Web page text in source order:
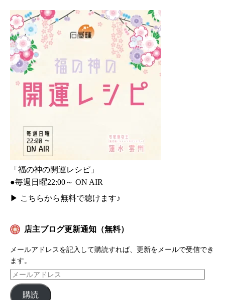
「福の神の開運レシピ」
●毎週日曜22:00～ ON AIR
▶ こちらから無料で聴けます♪
店主ブログ更新通知（無料）
メールアドレスを記入して購読すれば、更新をメールで受信でき
ます。
購読